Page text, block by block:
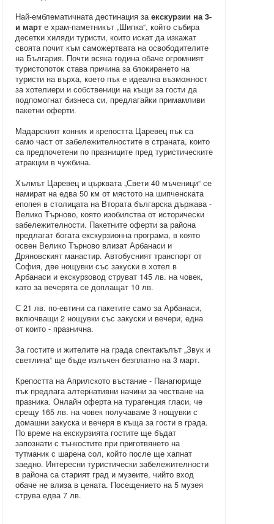
Най-емблематичната дестинация заекскурзии на 3-
и марте храм-паметникът „Шипка“, който събира
десетки хиляди туристи, които искат да изкажат
своята почит към саможертвата на освободителите
на България. Почти всяка година обаче огромният
туристопоток става причина за блокирането на
туристи на върха, което пък е идеална възможност
за хотелиери и собственици на къщи за гости да
подпомогнат бизнеса си, предлагайки примамливи
пакетни оферти.
Мадарският конник и крепостта Царевец пък са
само част от забележителностите в страната, които
са предпочетени по празниците пред туристическите
атракции в чужбина.
Хълмът Царевец и църквата „Свети 40 мъченици“ се
намират на едва 50 км от мястото на шипченската
епопея в столицата на Втората българска държава -
Велико Търново, която изобилства от исторически
забележителности. Пакетните оферти за района
предлагат богата екскурзионна програма, в която
освен Велико Търново влизат Арбанаси и
Дряновският манастир. Автобусният транспорт от
София, две нощувки със закуски в хотел в
Арбанаси и екскурзовод струват 145 лв. на човек,
като за вечерята се доплащат 10 лв.
С 21 лв. по-евтини са пакетите само за Арбанаси,
включващи 2 нощувки със закуски и вечери, една
от които - празнична.
За гостите и жителите на града спектакълът „Звук и
светлина“ ще бъде излъчен безплатно на 3 март.
Крепостта на Априлското въстание - Панагюрище
пък предлага алтернативни начини за честване на
празника. Онлайн оферта на турагенция гласи, че
срещу 165 лв. на човек получаваме 3 нощувки с
домашни закуска и вечеря в къща за гости в града.
По време на екскурзията гостите ще бъдат
запознати с тънкостите при приготвянето на
тутманик с шарена сол, който после ще хапнат
заедно. Интересни туристически забележителности
в района са старият град и музеите, чийто вход
обаче не влиза в цената. Посещението на 5 музея
струва едва 7 лв.